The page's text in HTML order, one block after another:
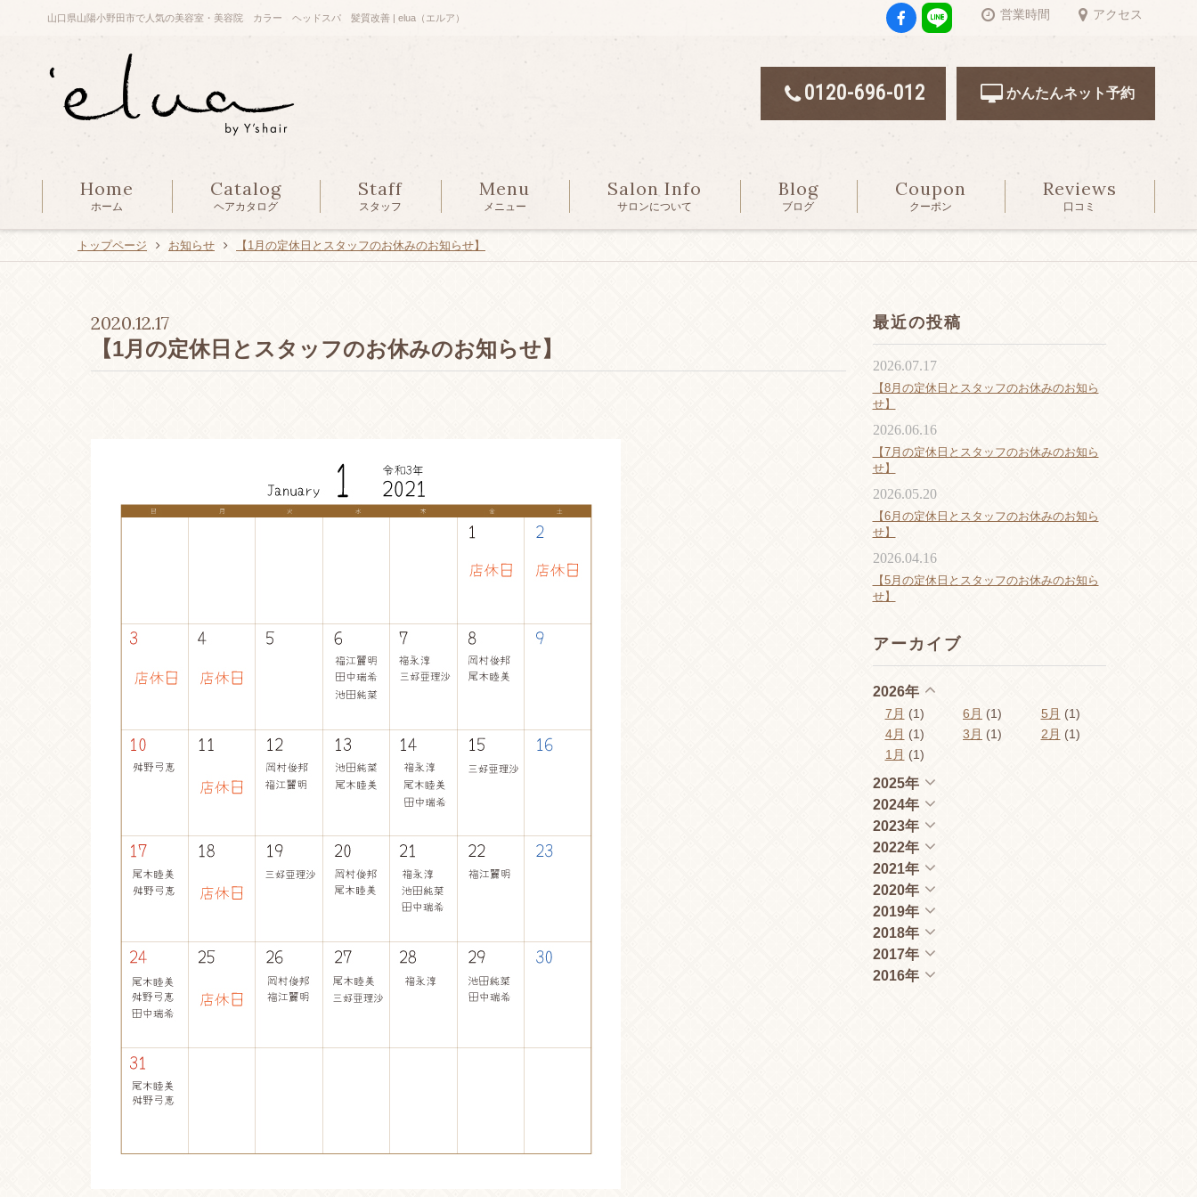
山口県山陽小野田市で人気の美容室・美容院 カラー ヘッドスパ 髪質改善 | elua（エルア） 営業時間 アクセス
0120-696-012 かんたんネット予約
ホーム
Home
ヘアカタログ
Catalog
スタッフ
Staff
メニュー
Menu
サロンについて
Salon Info
ブログ
Blog
クーポン
Coupon
口コミ
Reviews
トップページ お知らせ 【1月の定休日とスタッフのお休みのお知らせ】
【1月の定休日とスタッフのお休みのお知らせ】
2020.12.17 最近の投稿
【8月の定休日とスタッフのお休みのお知ら
せ】
2026.07.17
【7月の定休日とスタッフのお休みのお知ら
せ】
2026.06.16
【6月の定休日とスタッフのお休みのお知ら
せ】
2026.05.20
【5月の定休日とスタッフのお休みのお知ら
せ】
2026.04.16
アーカイブ
2026年
7月 (1) 6月 (1) 5月 (1)
4月 (1) 3月 (1) 2月 (1)
1月 (1)
2025年
2024年
2023年
2022年
2021年
2020年
2019年
2018年
2017年
2016年